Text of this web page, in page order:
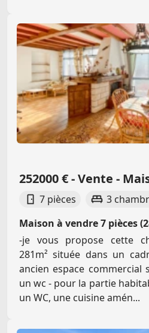
252000 € - Vente -
7 pièces 3
Maison à vendre 7 pièces
-je vous propose cette
281m² située dans un
ancien espace commercial
un wc - pour la partie
un WC, une cuisine amén...